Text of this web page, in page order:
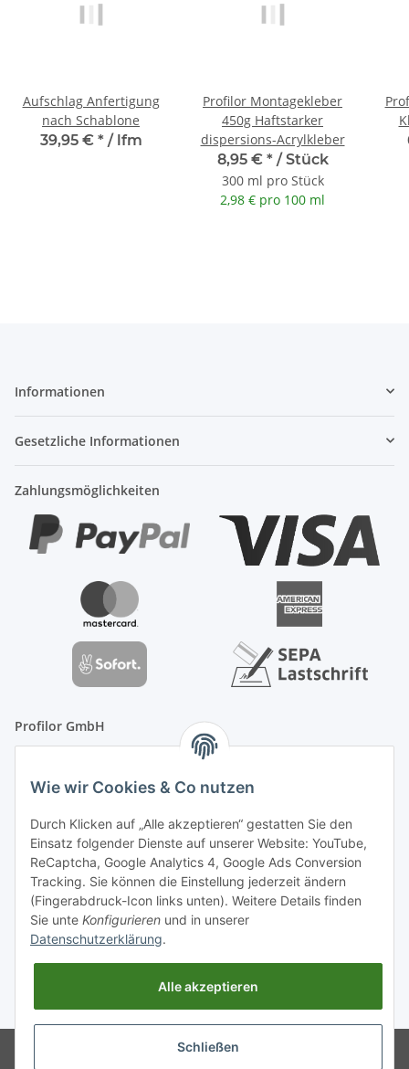
Aufschlag Anfertigung
nach Schablone
Profilor Montagekleber
450g Haftstarker
dispersions-Acrylkleber
8,95 € */ Stück
300 ml pro Stück
Profilor GmbH
OdF.Platz 2
16775 Löwenberger Land
Telefon: +49 (0) 33094-719-8719
E-Mail: info (ät) treppe99 (Punkt) de
* Alle Preise inkl. gesetzlicher USt., zzgl.Versand
Wie wir Cookies & Co nutzen
Durch Klicken auf „Alle akzeptieren“ gestatten Sie den
Einsatz folgender Dienste auf unserer Website: YouTube,
ReCaptcha, Google Analytics 4, Google Ads Conversion
Tracking. Sie können die Einstellung jederzeit ändern
(Fingerabdruck-Icon links unten). Weitere Details finden
Sie unte Konfigurieren und in unserer
Datenschutzerklärung.
Alle akzeptieren
Schließen